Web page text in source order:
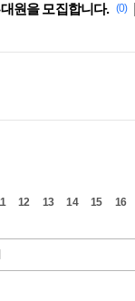
원을 모집합니다. (0)
12 13 14 15 16